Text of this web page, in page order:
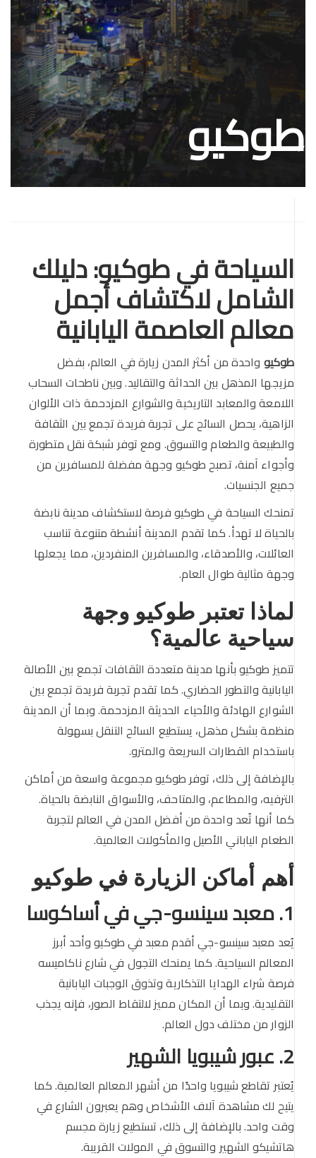
طوكيو
السياحة في طوكيو: دليلك
الشامل لاكتشاف أجمل
معالم العاصمة اليابانية
طوكيو واحدة من أكثر المدن زيارة في العالم، بفضل
مزيجها المذهل بين الحداثة والتقاليد. وبين ناطحات السحاب
اللامعة والمعابد التاريخية والشوارع المزدحمة ذات الألوان
الزاهية، يحصل السائح على تجربة فريدة تجمع بين الثقافة
والطبيعة والطعام والتسوق. ومع توفر شبكة نقل متطورة
وأجواء آمنة، تصبح طوكيو وجهة مفضلة للمسافرين من
جميع الجنسيات.
تمنحك السياحة في طوكيو فرصة لاستكشاف مدينة نابضة
بالحياة لا تهدأ. كما تقدم المدينة أنشطة متنوعة تناسب
العائلات، والأصدقاء، والمسافرين المنفردين، مما يجعلها
وجهة مثالية طوال العام.
لماذا تعتبر طوكيو وجهة
سياحية عالمية؟
تتميز طوكيو بأنها مدينة متعددة الثقافات تجمع بين الأصالة
اليابانية والتطور الحضاري. كما تقدم تجربة فريدة تجمع بين
الشوارع الهادئة والأحياء الحديثة المزدحمة. وبما أن المدينة
منظمة بشكل مذهل، يستطيع السائح التنقل بسهولة
باستخدام القطارات السريعة والمترو.
بالإضافة إلى ذلك، توفر طوكيو مجموعة واسعة من أماكن
الترفيه، والمطاعم، والمتاحف، والأسواق النابضة بالحياة.
كما أنها تُعد واحدة من أفضل المدن في العالم لتجربة
الطعام الياباني الأصيل والمأكولات العالمية.
أهم أماكن الزيارة في طوكيو
1. معبد سينسو-جي في أساكوسا
يُعد معبد سينسو-جي أقدم معبد في طوكيو وأحد أبرز
المعالم السياحية. كما يمنحك التجول في شارع ناكاميسه
فرصة شراء الهدايا التذكارية وتذوق الوجبات اليابانية
التقليدية. وبما أن المكان مميز لالتقاط الصور، فإنه يجذب
الزوار من مختلف دول العالم.
2. عبور شيبويا الشهير
يُعتبر تقاطع شيبويا واحدًا من أشهر المعالم العالمية. كما
يتيح لك مشاهدة آلاف الأشخاص وهم يعبرون الشارع في
وقت واحد. بالإضافة إلى ذلك، تستطيع زيارة مجسم
هاتشيكو الشهير والتسوق في المولات القريبة.